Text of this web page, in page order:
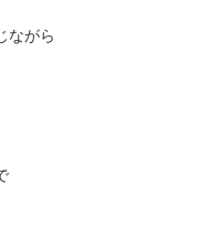
ながら